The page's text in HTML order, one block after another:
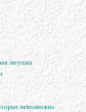
лягушка
невозможно